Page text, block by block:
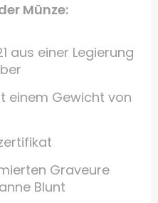
Münze:
aus einer Legierung
einem Gewicht von
Graveure
Blunt